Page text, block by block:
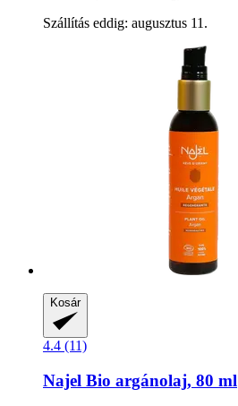
Szállítás eddig: augusztus 11.
Kosár
4.4 (11)
Najel Bio argánolaj, 80 ml